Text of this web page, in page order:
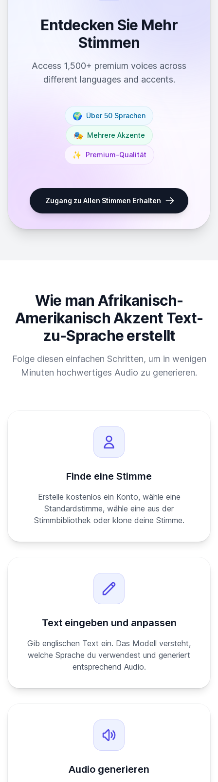
Entdecken Sie Mehr
Stimmen
Access 1,500+ premium voices across
different languages and accents.
🌍 Über 50 Sprachen
🎭 Mehrere Akzente
✨ Premium-Qualität
Zugang zu Allen Stimmen Erhalten
Wie man Afrikanisch-
Amerikanisch Akzent Text-
zu-Sprache erstellt
Folge diesen einfachen Schritten, um in wenigen
Minuten hochwertiges Audio zu generieren.
Finde eine Stimme
Erstelle kostenlos ein Konto, wähle eine
Standardstimme, wähle eine aus der
Stimmbibliothek oder klone deine Stimme.
Text eingeben und anpassen
Gib englischen Text ein. Das Modell versteht,
welche Sprache du verwendest und generiert
entsprechend Audio.
Audio generieren